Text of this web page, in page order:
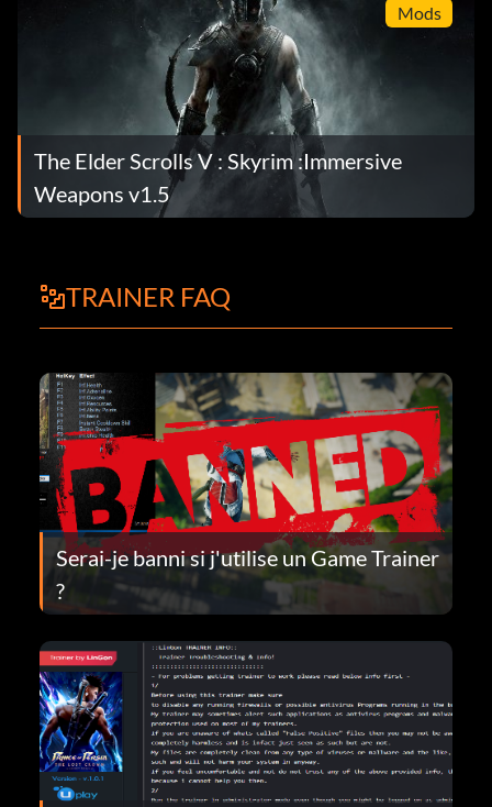
Mods
The Elder Scrolls V : Skyrim :Immersive
Weapons v1.5
TRAINER FAQ
Serai-je banni si j'utilise un Game Trainer
?